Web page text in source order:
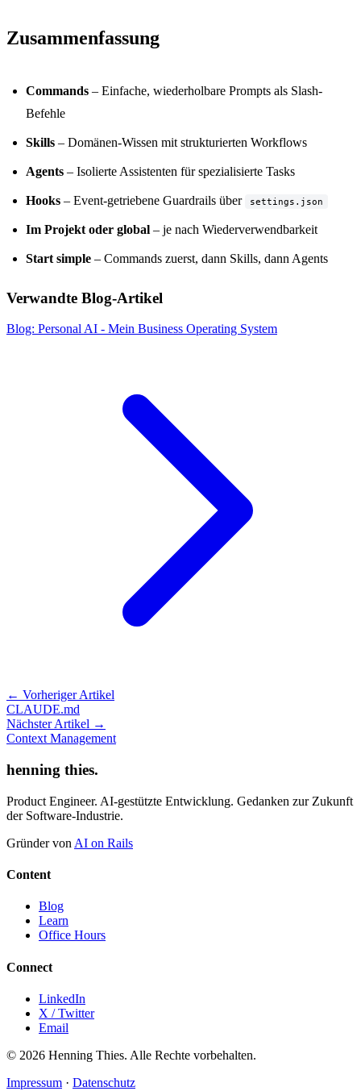
Zusammenfassung
Commands – Einfache, wiederholbare Prompts als Slash-
Befehle
Skills – Domänen-Wissen mit strukturierten Workflows
Agents – Isolierte Assistenten für spezialisierte Tasks
Hooks – Event-getriebene Guardrails über settings.json
Im Projekt oder global – je nach Wiederverwendbarkeit
Start simple – Commands zuerst, dann Skills, dann Agents
Verwandte Blog-Artikel
Blog: Personal AI - Mein Business Operating System
← Vorheriger Artikel
CLAUDE.md
Nächster Artikel →
Context Management
henning thies.
Product Engineer. AI-gestützte Entwicklung. Gedanken zur Zukunft
der Software-Industrie.
Gründer von AI on Rails
Content
Blog
Learn
Office Hours
Connect
LinkedIn
X / Twitter
Email
© 2026 Henning Thies. Alle Rechte vorbehalten.
Impressum · Datenschutz